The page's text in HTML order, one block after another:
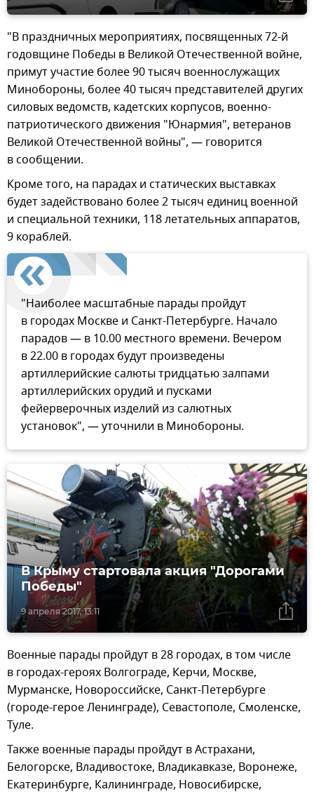
"В праздничных мероприятиях, посвященных 72-й
годовщине Победы в Великой Отечественной войне,
примут участие более 90 тысяч военнослужащих
Минобороны, более 40 тысяч представителей других
силовых ведомств, кадетских корпусов, военно-
патриотического движения "Юнармия", ветеранов
Великой Отечественной войны", — говорится
в сообщении.
Кроме того, на парадах и статических выставках
будет задействовано более 2 тысяч единиц военной
и специальной техники, 118 летательных аппаратов,
9 кораблей.
"Наиболее масштабные парады пройдут
в городах Москве и Санкт-Петербурге. Начало
парадов — в 10.00 местного времени. Вечером
в 22.00 в городах будут произведены
артиллерийские салюты тридцатью залпами
артиллерийских орудий и пусками
фейерверочных изделий из салютных
установок", — уточнили в Минобороны.
9 апреля 2017, 13:11
В Крыму стартовала акция "Дорогами
Победы"
Военные парады пройдут в 28 городах, в том числе
в городах-героях Волгограде, Керчи, Москве,
Мурманске, Новороссийске, Санкт-Петербурге
(городе-герое Ленинграде), Севастополе, Смоленске,
Туле.
Также военные парады пройдут в Астрахани,
Белогорске, Владивостоке, Владикавказе, Воронеже,
Екатеринбурге, Калининграде, Новосибирске,